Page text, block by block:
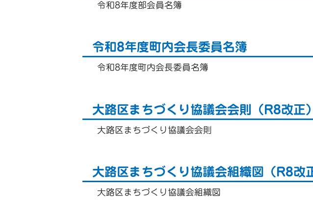
令和8年度部会員名簿
令和8年度町内会長委員名簿
令和8年度町内会長委員名簿
大路区まちづくり協議会会則（R8改正）
大路区まちづくり協議会会則
大路区まちづくり協議会組織図（R8改
大路区まちづくり協議会組織図